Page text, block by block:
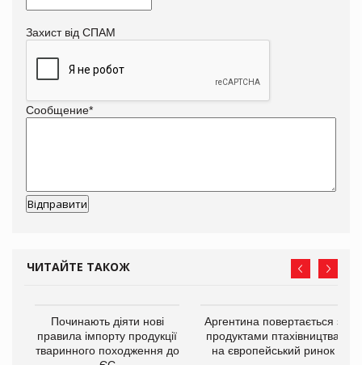
Захист від СПАМ
Сообщение*
ЧИТАЙТЕ ТАКОЖ
Починають діяти нові
правила імпорту продукції
тваринного походження до
Аргентина повертається з
продуктами птахівництва
на європейський ринок